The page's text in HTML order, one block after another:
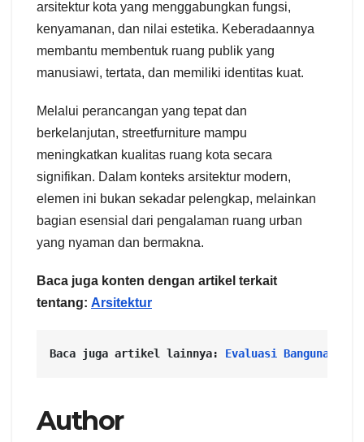
arsitektur kota yang menggabungkan fungsi,
kenyamanan, dan nilai estetika. Keberadaannya
membantu membentuk ruang publik yang
manusiawi, tertata, dan memiliki identitas kuat.
Melalui perancangan yang tepat dan
berkelanjutan, streetfurniture mampu
meningkatkan kualitas ruang kota secara
signifikan. Dalam konteks arsitektur modern,
elemen ini bukan sekadar pelengkap, melainkan
bagian esensial dari pengalaman ruang urban
yang nyaman dan bermakna.
Baca juga konten dengan artikel terkait
tentang: Arsitektur
Baca juga artikel lainnya: Evaluasi Bangunan
Author